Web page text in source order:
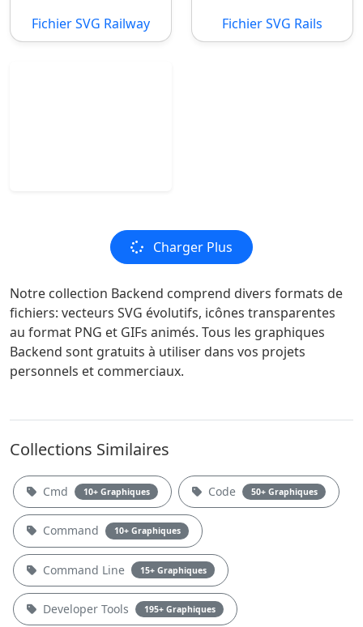
Fichier SVG Railway Fichier SVG Rails
Charger Plus
Notre collection Backend comprend divers formats de
fichiers: vecteurs SVG évolutifs, icônes transparentes
au format PNG et GIFs animés. Tous les graphiques
Backend sont gratuits à utiliser dans vos projets
personnels et commerciaux.
Collections Similaires
Cmd 10+ Graphiques Code 50+ Graphiques
Command 10+ Graphiques
Command Line 15+ Graphiques
Developer Tools 195+ Graphiques